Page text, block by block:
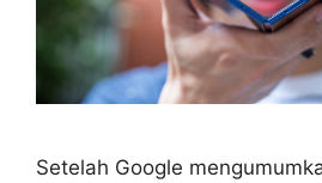
Setelah Google